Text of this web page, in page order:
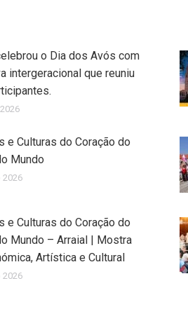
o Dia dos Avós com
intergeracional que reuniu
e Culturas do Coração do
Mundo
2026
e Culturas do Coração do
Mundo – Arraial | Mostra
Artística e Cultural
2026